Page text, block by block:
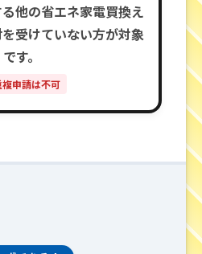
他の省エネ家電買換え
受けていない方が対象
です。
申請は不可